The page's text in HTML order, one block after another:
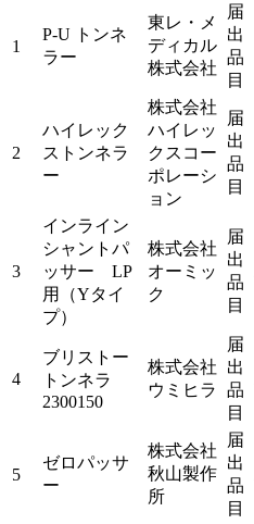
1
P-U トンネ
ラー
東レ・メ
ディカル
株式会社
届
出
品
目
2
ハイレック
ストンネラ
ー
株式会社
ハイレッ
クスコー
ポレーシ
ョン
届
出
品
目
3
インライン
シャントパ
ッサー LP
用（Yタイ
プ）
株式会社
オーミッ
ク
届
出
品
目
4
ブリストー
トンネラ
2300150
株式会社
ウミヒラ
届
出
品
目
5
ゼロパッサ
ー
株式会社
秋山製作
所
届
出
品
目